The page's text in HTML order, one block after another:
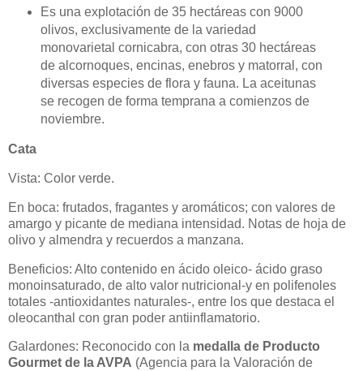
Es una explotación de 35 hectáreas con 9000
olivos, exclusivamente de la variedad
monovarietal cornicabra, con otras 30 hectáreas
de alcornoques, encinas, enebros y matorral, con
diversas especies de flora y fauna. La aceitunas
se recogen de forma temprana a comienzos de
noviembre.
Cata
Vista: Color verde.
En boca: frutados, fragantes y aromáticos; con valores de
amargo y picante de mediana intensidad. Notas de hoja de
olivo y almendra y recuerdos a manzana.
Beneficios: Alto contenido en ácido oleico- ácido graso
monoinsaturado, de alto valor nutricional-y en polifenoles
totales -antioxidantes naturales-, entre los que destaca el
oleocanthal con gran poder antiinflamatorio.
Galardones: Reconocido con la medalla de Producto
Gourmet de la AVPA (Agencia para la Valoración de